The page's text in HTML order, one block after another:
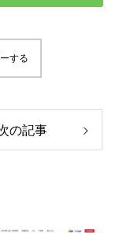
する
の記事